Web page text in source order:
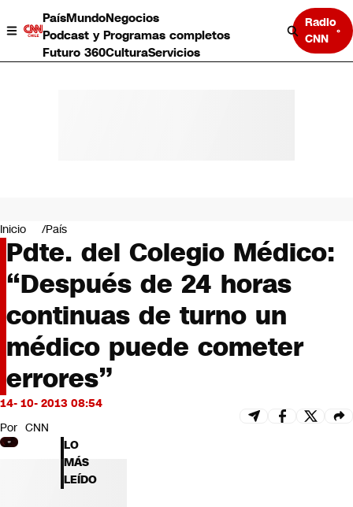
PaísMundoNegocios
Podcast y Programas completos
Futuro 360CulturaServicios
Radio
CNN
Negocios
Deportes
Programas completos
Cultura
Servicios
Bits
CNN Data
CNN tiempo
Opinión
Inicio País
Pdte. del Colegio Médico:
“Después de 24 horas
continuas de turno un
médico puede cometer
errores”
14- 10- 2013 08:54
Por CNN
LO
MÁS
LEÍDO